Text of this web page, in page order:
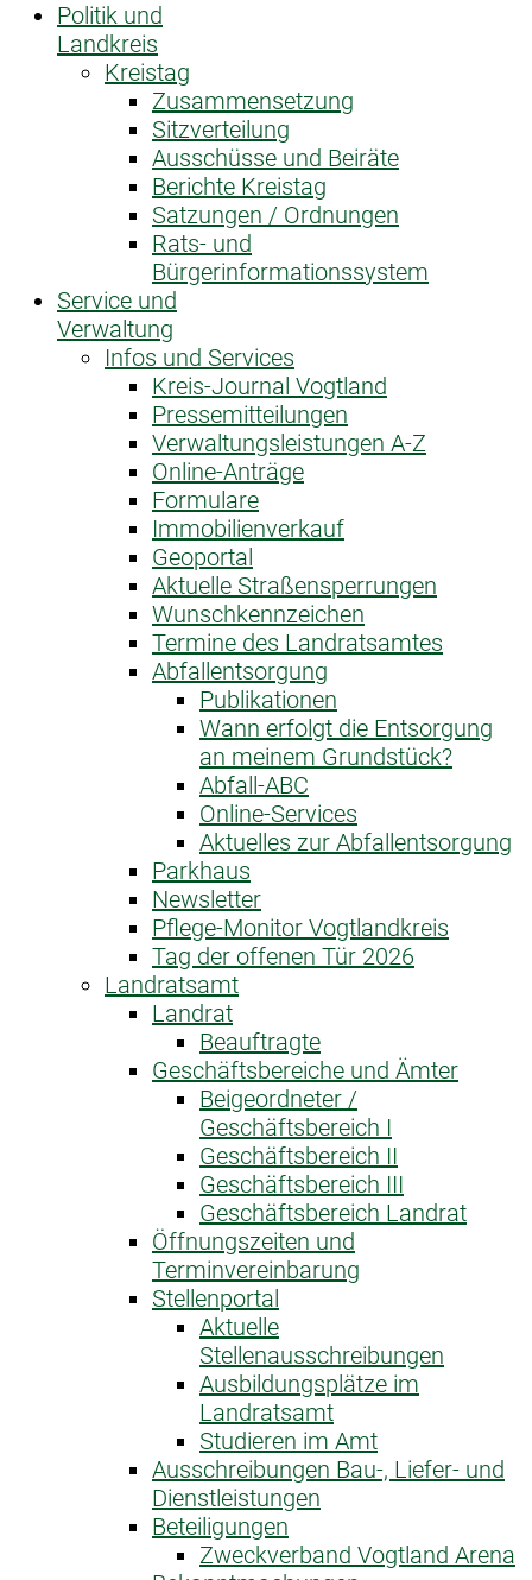
Politik und
Landkreis
Kreistag
Zusammensetzung
Sitzverteilung
Ausschüsse und Beiräte
Berichte Kreistag
Satzungen / Ordnungen
Rats- und
Bürgerinformationssystem
Service und
Verwaltung
Infos und Services
Kreis-Journal Vogtland
Pressemitteilungen
Verwaltungsleistungen A-Z
Online-Anträge
Formulare
Immobilienverkauf
Geoportal
Aktuelle Straßensperrungen
Wunschkennzeichen
Termine des Landratsamtes
Abfallentsorgung
Publikationen
Wann erfolgt die Entsorgung
an meinem Grundstück?
Abfall-ABC
Online-Services
Aktuelles zur Abfallentsorgung
Parkhaus
Newsletter
Pflege-Monitor Vogtlandkreis
Tag der offenen Tür 2026
Landratsamt
Landrat
Beauftragte
Geschäftsbereiche und Ämter
Beigeordneter /
Geschäftsbereich I
Geschäftsbereich II
Geschäftsbereich III
Geschäftsbereich Landrat
Öffnungszeiten und
Terminvereinbarung
Stellenportal
Aktuelle
Stellenausschreibungen
Ausbildungsplätze im
Landratsamt
Studieren im Amt
Ausschreibungen Bau-, Liefer- und
Dienstleistungen
Beteiligungen
Zweckverband Vogtland Arena